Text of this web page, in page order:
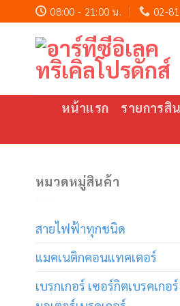
content
08:00 - 21:00 น. 02-
หน้าแรก รายการสิ
หมวดหมู่สินค้า
สายไฟฟ้าทุกชนิด
แมคเนติกคอนแทคเตอร์
เบรกเกอร์ เซอร์กิตเบรคเกอร์